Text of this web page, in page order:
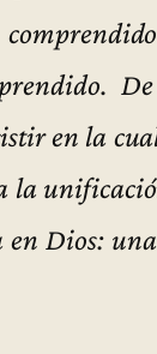
en la
la
en Dios: